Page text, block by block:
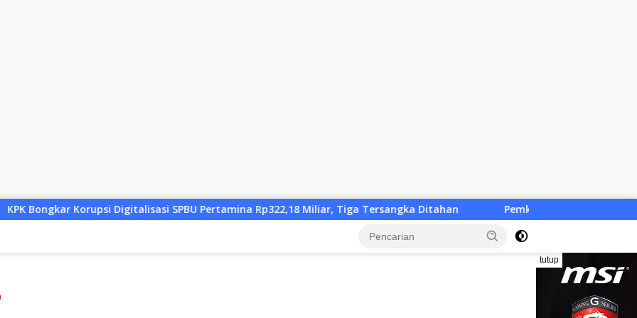
SPBU Pertamina Rp322,18 Miliar, Tiga Tersangka Ditahan Pemkab KLU Desak Solusi Cepat, Penutupan Tiga
tutup